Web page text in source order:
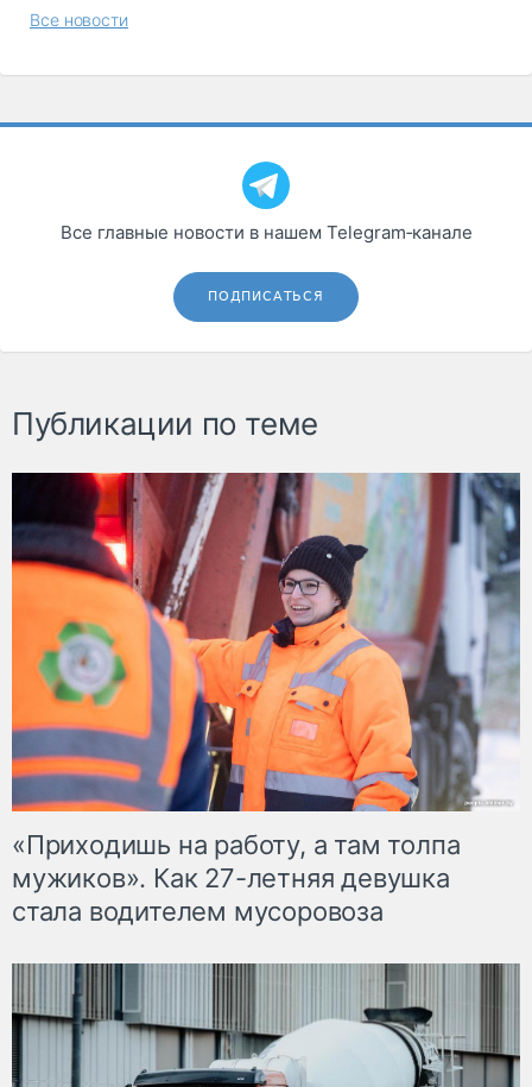
Все новости
Все главные новости в нашем Telegram‑канале
ПОДПИСАТЬСЯ
Публикации по теме
«Приходишь на работу, а там толпа
мужиков». Как 27-летняя девушка
стала водителем мусоровоза